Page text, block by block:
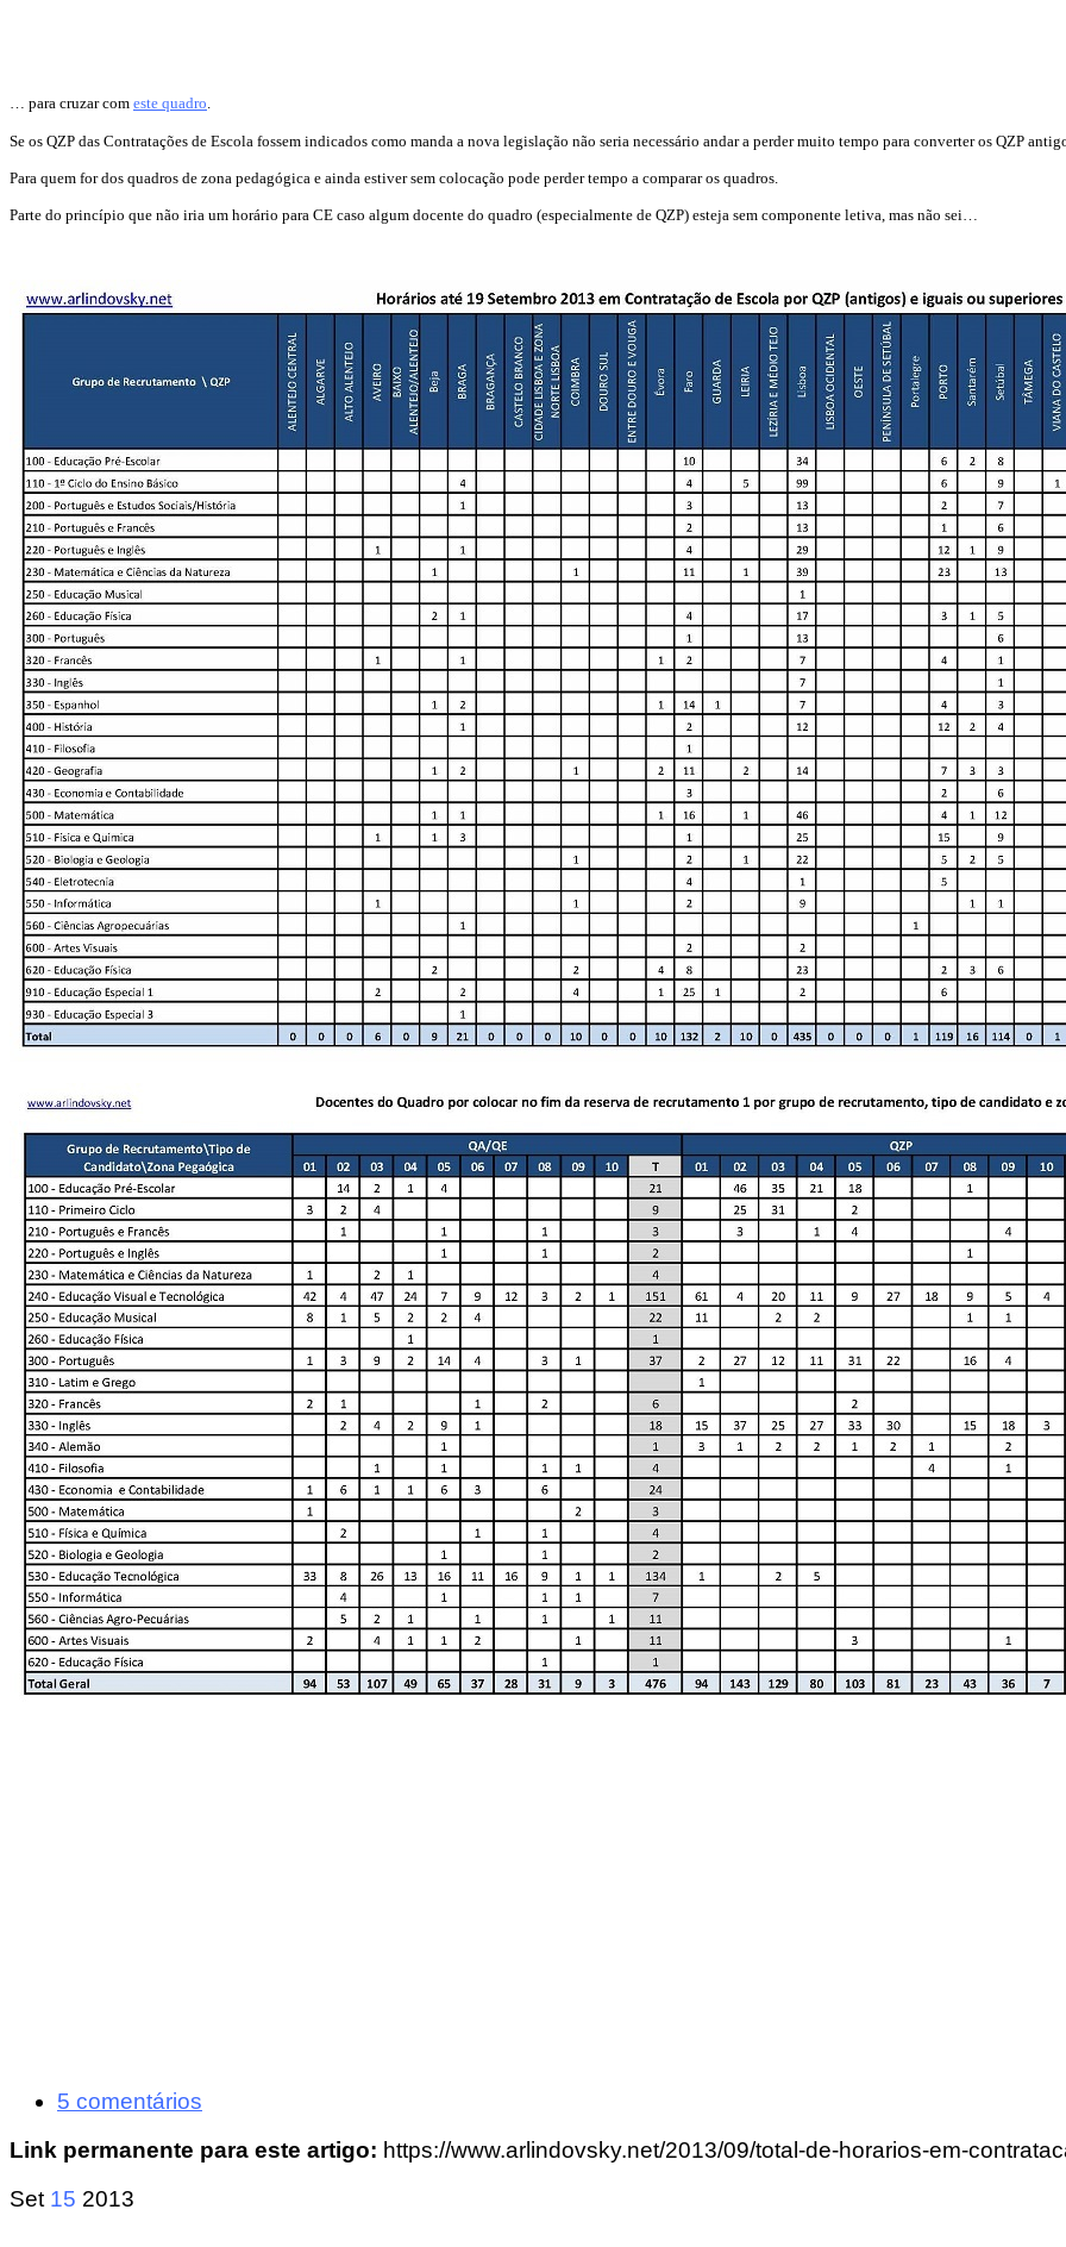
… para cruzar com este quadro.
Se os QZP das Contratações de Escola fossem indicados como manda a nova legislação não seria necessário andar a perder muito tempo para converter os QZP
Para quem for dos quadros de zona pedagógica e ainda estiver sem colocação pode perder tempo a comparar os quadros.
Parte do princípio que não iria um horário para CE caso algum docente do quadro (especialmente de QZP) esteja sem componente letiva, mas não sei…
5 comentários
Link permanente para este artigo: https://www.arlindovsky.net/2013/09/total-de-horarios-em-
Set 15 2013